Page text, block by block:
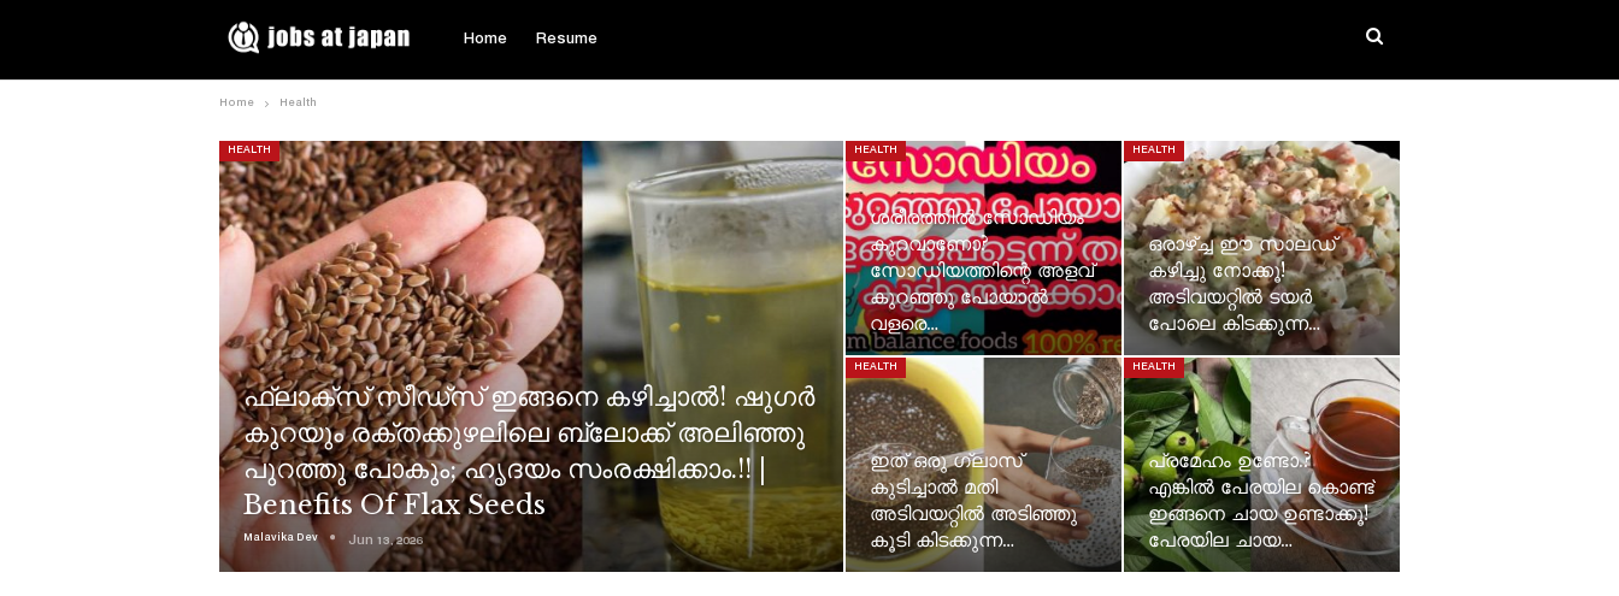
Home Resume
Home Health
HEALTH
ഫ്ലാക്സ് സീഡ്‌സ് ഇങ്ങനെ കഴിച്ചാൽ! ഷുഗർ
കുറയും രക്തക്കുഴലിലെ ബ്ലോക്ക് അലിഞ്ഞു
പുറത്തു പോകും; ഹൃദയം സംരക്ഷിക്കാം.!! |
Benefits Of Flax Seeds
Malavika Dev Jun 13, 2026
HEALTH
ശരീരത്തിൽ സോഡിയം
കുറവാണോ?
സോഡിയത്തിന്റെ അളവ്
കുറഞ്ഞു പോയാൽ
വളരെ…
HEALTH
ഒരാഴ്ച്ച ഈ സാലഡ്
കഴിച്ചു നോക്കൂ!
അടിവയറ്റില്‍ ടയർ
പോലെ കിടക്കുന്ന…
HEALTH
ഇത് ഒരു ഗ്ലാസ്
കുടിച്ചാൽ മതി
അടിവയറ്റില്‍ അടിഞ്ഞു
കൂടി കിടക്കുന്ന…
HEALTH
പ്രമേഹം ഉണ്ടോ.?
എങ്കിൽ പേരയില കൊണ്ട്
ഇങ്ങനെ ചായ ഉണ്ടാക്കൂ!
പേരയില ചായ…